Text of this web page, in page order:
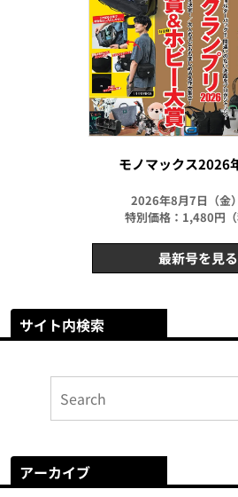
モノマックス2026
2026年8月7日（金
特別価格：1,480円（
最新号を見る
サイト内検索
アーカイブ